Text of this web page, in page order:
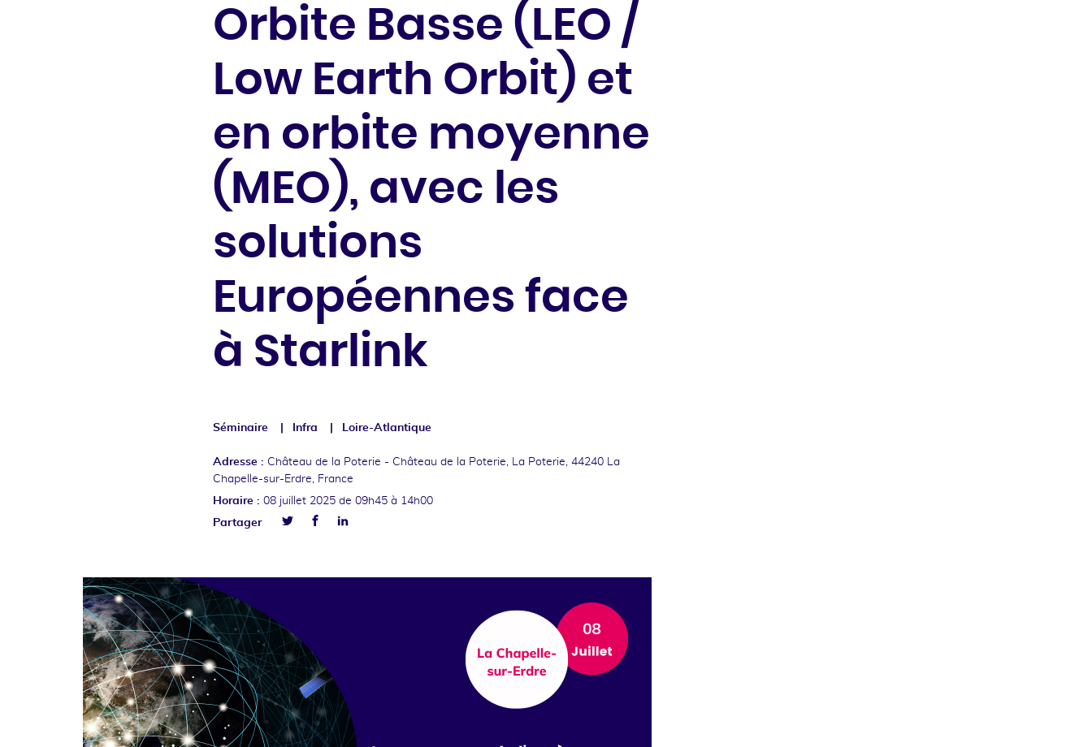
Orbite Basse (LEO /
Low Earth Orbit) et
en orbite moyenne
(MEO), avec les
solutions
Européennes face
à Starlink
Séminaire Infra Loire-Atlantique
Adresse : Château de la Poterie - Château de la Poterie, La Poterie, 44240 La
Chapelle-sur-Erdre, France
Horaire : 08 juillet 2025 de 09h45 à 14h00
Partager
FacebookLinkedin